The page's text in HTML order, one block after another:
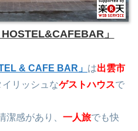
」
& CAFE BAR」 は出雲市
リッシュなゲストハウスで
潔感があり、 一人旅でも快